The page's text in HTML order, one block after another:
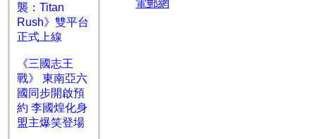
襲：Titan
Rush》雙平台
正式上線
《三國志王
戰》 東南亞六
國同步開啟預
約 李國煌化身
盟主爆笑登場